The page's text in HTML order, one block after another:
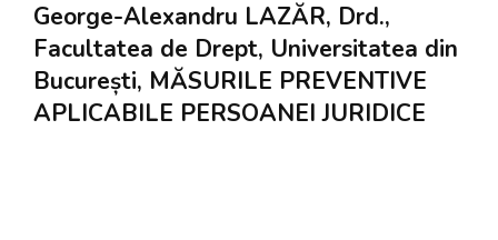
George-Alexandru LAZĂR, Drd.,
Facultatea de Drept, Universitatea din
București, MĂSURILE PREVENTIVE
APLICABILE PERSOANEI JURIDICE